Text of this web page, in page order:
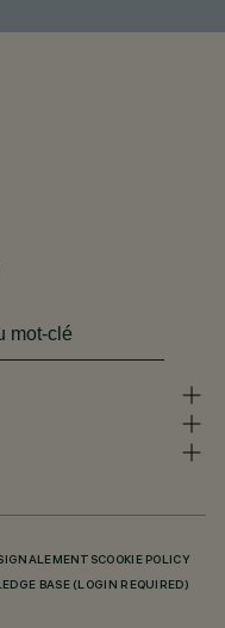
COOKIE POLICY
BASE (LOGIN REQUIRED)